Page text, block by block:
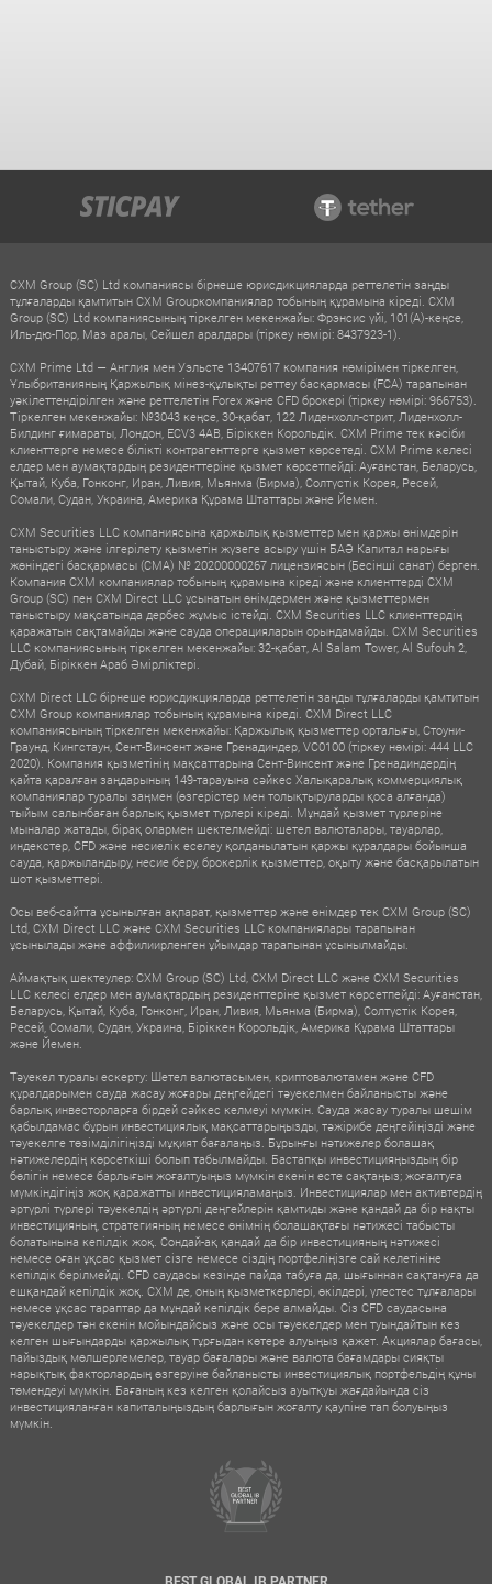
CXM Group (SC) Ltd компаниясы бірнеше юрисдикцияларда реттелетін заңды
тұлғаларды қамтитын CXM Groupкомпаниялар тобының құрамына кіреді. CXM
Group (SC) Ltd компаниясының тіркелген мекенжайы: Фрэнсис үйі, 101(A)-кеңсе,
Иль-дю-Пор, Маэ аралы, Сейшел аралдары (тіркеу нөмірі: 8437923-1).
CXM Prime Ltd — Англия мен Уэльсте 13407617 компания нөмірімен тіркелген,
Ұлыбританияның Қаржылық мінез-құлықты реттеу басқармасы (FCA) тарапынан
уәкілеттендірілген және реттелетін Forex және CFD брокері (тіркеу нөмірі: 966753).
Тіркелген мекенжайы: №3043 кеңсе, 30-қабат, 122 Лиденхолл-стрит, Лиденхолл-
Билдинг ғимараты, Лондон, ECV3 4AB, Біріккен Корольдік. CXM Prime тек кәсіби
клиенттерге немесе білікті контрагенттерге қызмет көрсетеді. CXM Prime келесі
елдер мен аумақтардың резиденттеріне қызмет көрсетпейді: Ауғанстан, Беларусь,
Қытай, Куба, Гонконг, Иран, Ливия, Мьянма (Бирма), Солтүстік Корея, Ресей,
Сомали, Судан, Украина, Америка Құрама Штаттары және Йемен.
CXM Securities LLC компаниясына қаржылық қызметтер мен қаржы өнімдерін
таныстыру және ілгерілету қызметін жүзеге асыру үшін БАӘ Капитал нарығы
жөніндегі басқармасы (CMA) № 20200000267 лицензиясын (Бесінші санат) берген.
Компания CXM компаниялар тобының құрамына кіреді және клиенттерді CXM
Group (SC) пен CXM Direct LLC ұсынатын өнімдермен және қызметтермен
таныстыру мақсатында дербес жұмыс істейді. CXM Securities LLC клиенттердің
қаражатын сақтамайды және сауда операцияларын орындамайды. CXM Securities
LLC компаниясының тіркелген мекенжайы: 32-қабат, Al Salam Tower, Al Sufouh 2,
Дубай, Біріккен Араб Әмірліктері.
CXM Direct LLC бірнеше юрисдикцияларда реттелетін заңды тұлғаларды қамтитын
CXM Group компаниялар тобының құрамына кіреді. CXM Direct LLC
компаниясының тіркелген мекенжайы: Қаржылық қызметтер орталығы, Стоуни-
Граунд, Кингстаун, Сент-Винсент және Гренадиндер, VC0100 (тіркеу нөмірі: 444 LLC
2020). Компания қызметінің мақсаттарына Сент-Винсент және Гренадиндердің
қайта қаралған заңдарының 149-тарауына сәйкес Халықаралық коммерциялық
компаниялар туралы заңмен (өзгерістер мен толықтыруларды қоса алғанда)
тыйым салынбаған барлық қызмет түрлері кіреді. Мұндай қызмет түрлеріне
мыналар жатады, бірақ олармен шектелмейді: шетел валюталары, тауарлар,
индекстер, CFD және несиелік еселеу қолданылатын қаржы құралдары бойынша
сауда, қаржыландыру, несие беру, брокерлік қызметтер, оқыту және басқарылатын
шот қызметтері.
Осы веб-сайтта ұсынылған ақпарат, қызметтер және өнімдер тек CXM Group (SC)
Ltd, CXM Direct LLC және CXM Securities LLC компаниялары тарапынан
ұсынылады және аффилиирленген ұйымдар тарапынан ұсынылмайды.
Аймақтық шектеулер: CXM Group (SC) Ltd, CXM Direct LLC және CXM Securities
LLC келесі елдер мен аумақтардың резиденттеріне қызмет көрсетпейді: Ауғанстан,
Беларусь, Қытай, Куба, Гонконг, Иран, Ливия, Мьянма (Бирма), Солтүстік Корея,
Ресей, Сомали, Судан, Украина, Біріккен Корольдік, Америка Құрама Штаттары
және Йемен.
Тәуекел туралы ескерту: Шетел валютасымен, криптовалютамен және CFD
құралдарымен сауда жасау жоғары деңгейдегі тәуекелмен байланысты және
барлық инвесторларға бірдей сәйкес келмеуі мүмкін. Сауда жасау туралы шешім
қабылдамас бұрын инвестициялық мақсаттарыңызды, тәжірибе деңгейіңізді және
тәуекелге төзімділігіңізді мұқият бағалаңыз. Бұрынғы нәтижелер болашақ
нәтижелердің көрсеткіші болып табылмайды. Бастапқы инвестицияңыздың бір
бөлігін немесе барлығын жоғалтуыңыз мүмкін екенін есте сақтаңыз; жоғалтуға
мүмкіндігіңіз жоқ қаражатты инвестицияламаңыз. Инвестициялар мен активтердің
әртүрлі түрлері тәуекелдің әртүрлі деңгейлерін қамтиды және қандай да бір нақты
инвестицияның, стратегияның немесе өнімнің болашақтағы нәтижесі табысты
болатынына кепілдік жоқ. Сондай-ақ қандай да бір инвестицияның нәтижесі
немесе оған ұқсас қызмет сізге немесе сіздің портфеліңізге сай келетініне
кепілдік берілмейді. CFD саудасы кезінде пайда табуға да, шығыннан сақтануға да
ешқандай кепілдік жоқ. CXM де, оның қызметкерлері, өкілдері, үлестес тұлғалары
немесе ұқсас тараптар да мұндай кепілдік бере алмайды. Сіз CFD саудасына
тәуекелдер тән екенін мойындайсыз және осы тәуекелдер мен туындайтын кез
келген шығындарды қаржылық тұрғыдан көтере алуыңыз қажет. Акциялар бағасы,
пайыздық мөлшерлемелер, тауар бағалары және валюта бағамдары сияқты
нарықтық факторлардың өзгеруіне байланысты инвестициялық портфельдің құны
төмендеуі мүмкін. Бағаның кез келген қолайсыз ауытқуы жағдайында сіз
инвестицияланған капиталыңыздың барлығын жоғалту қаупіне тап болуыңыз
мүмкін.